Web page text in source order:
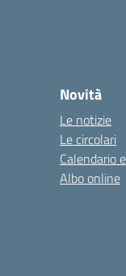
Novità
Le notizie
Le circolari
Calendario
Albo online